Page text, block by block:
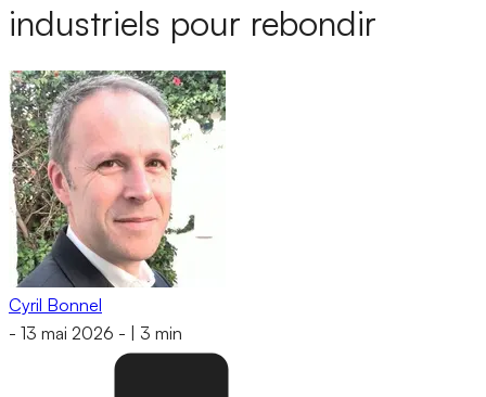
industriels pour rebondir
Cyril Bonnel
- 13 mai 2026 - 3 min